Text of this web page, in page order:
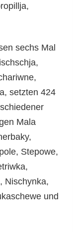
sechs Mal
setzten 424
Mala
Stepowe,
Nischynka,
und